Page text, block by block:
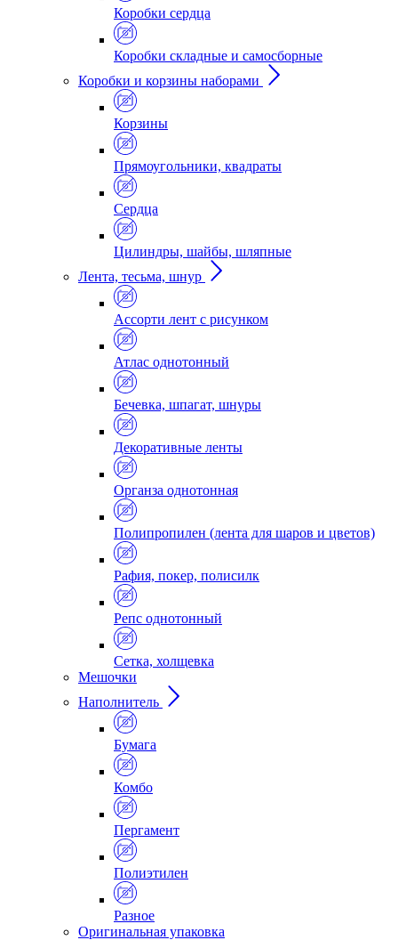
Коробки сердца
Коробки складные и самосборные
Коробки и корзины наборами
Корзины
Прямоугольники, квадраты
Сердца
Цилиндры, шайбы, шляпные
Лента, тесьма, шнур
Ассорти лент с рисунком
Атлас однотонный
Бечевка, шпагат, шнуры
Декоративные ленты
Органза однотонная
Полипропилен (лента для шаров и цветов)
Рафия, покер, полисилк
Репс однотонный
Сетка, холщевка
Мешочки
Наполнитель
Бумага
Комбо
Пергамент
Полиэтилен
Разное
Оригинальная упаковка